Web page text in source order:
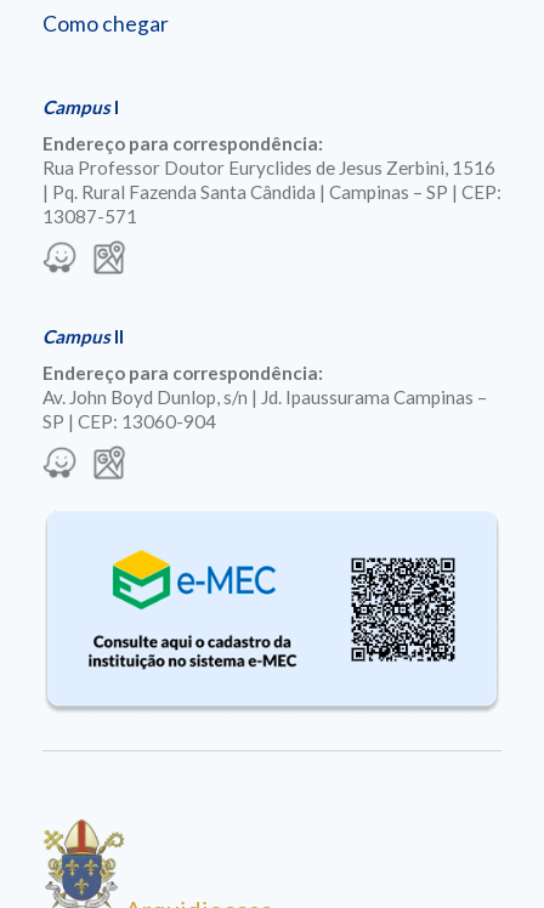
Como chegar
CampusI
Endereço para correspondência:
Rua Professor Doutor Euryclides de Jesus Zerbini, 1516
| Pq. Rural Fazenda Santa Cândida | Campinas – SP | CEP:
13087-571
CampusII
Endereço para correspondência:
Av. John Boyd Dunlop, s/n | Jd. Ipaussurama Campinas –
SP | CEP: 13060-904